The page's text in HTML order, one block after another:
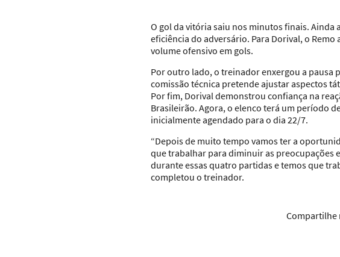
O gol da vitória saiu nos minutos finais. Ainda
eficiência do adversário. Para Dorival, o
volume ofensivo em gols.
Por outro lado, o treinador enxergou a pausa
comissão técnica pretende ajustar aspectos
Por fim, Dorival demonstrou confiança na
Brasileirão. Agora, o elenco terá um período
inicialmente agendado para o dia 22/7.
“Depois de muito tempo vamos ter a
que trabalhar para diminuir as preocupações
durante essas quatro partidas e temos que
completou o treinador.
Compartilhe